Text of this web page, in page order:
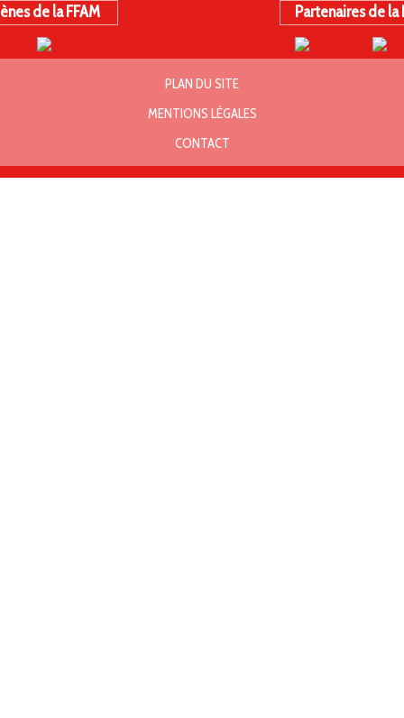
de la FFAM Partenaires de la
PLAN DU SITE
MENTIONS LÉGALES
CONTACT